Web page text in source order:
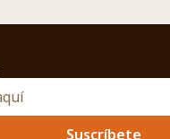
Suscríbete